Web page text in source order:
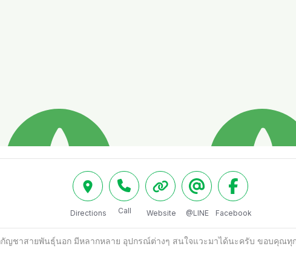
Directions Call Website @LINE Facebook
ชาสายพันธุ์นอก มีหลากหลาย อุปกรณ์ต่างๆ สนใจแวะมาได้นะครับ ขอบคุณทุ